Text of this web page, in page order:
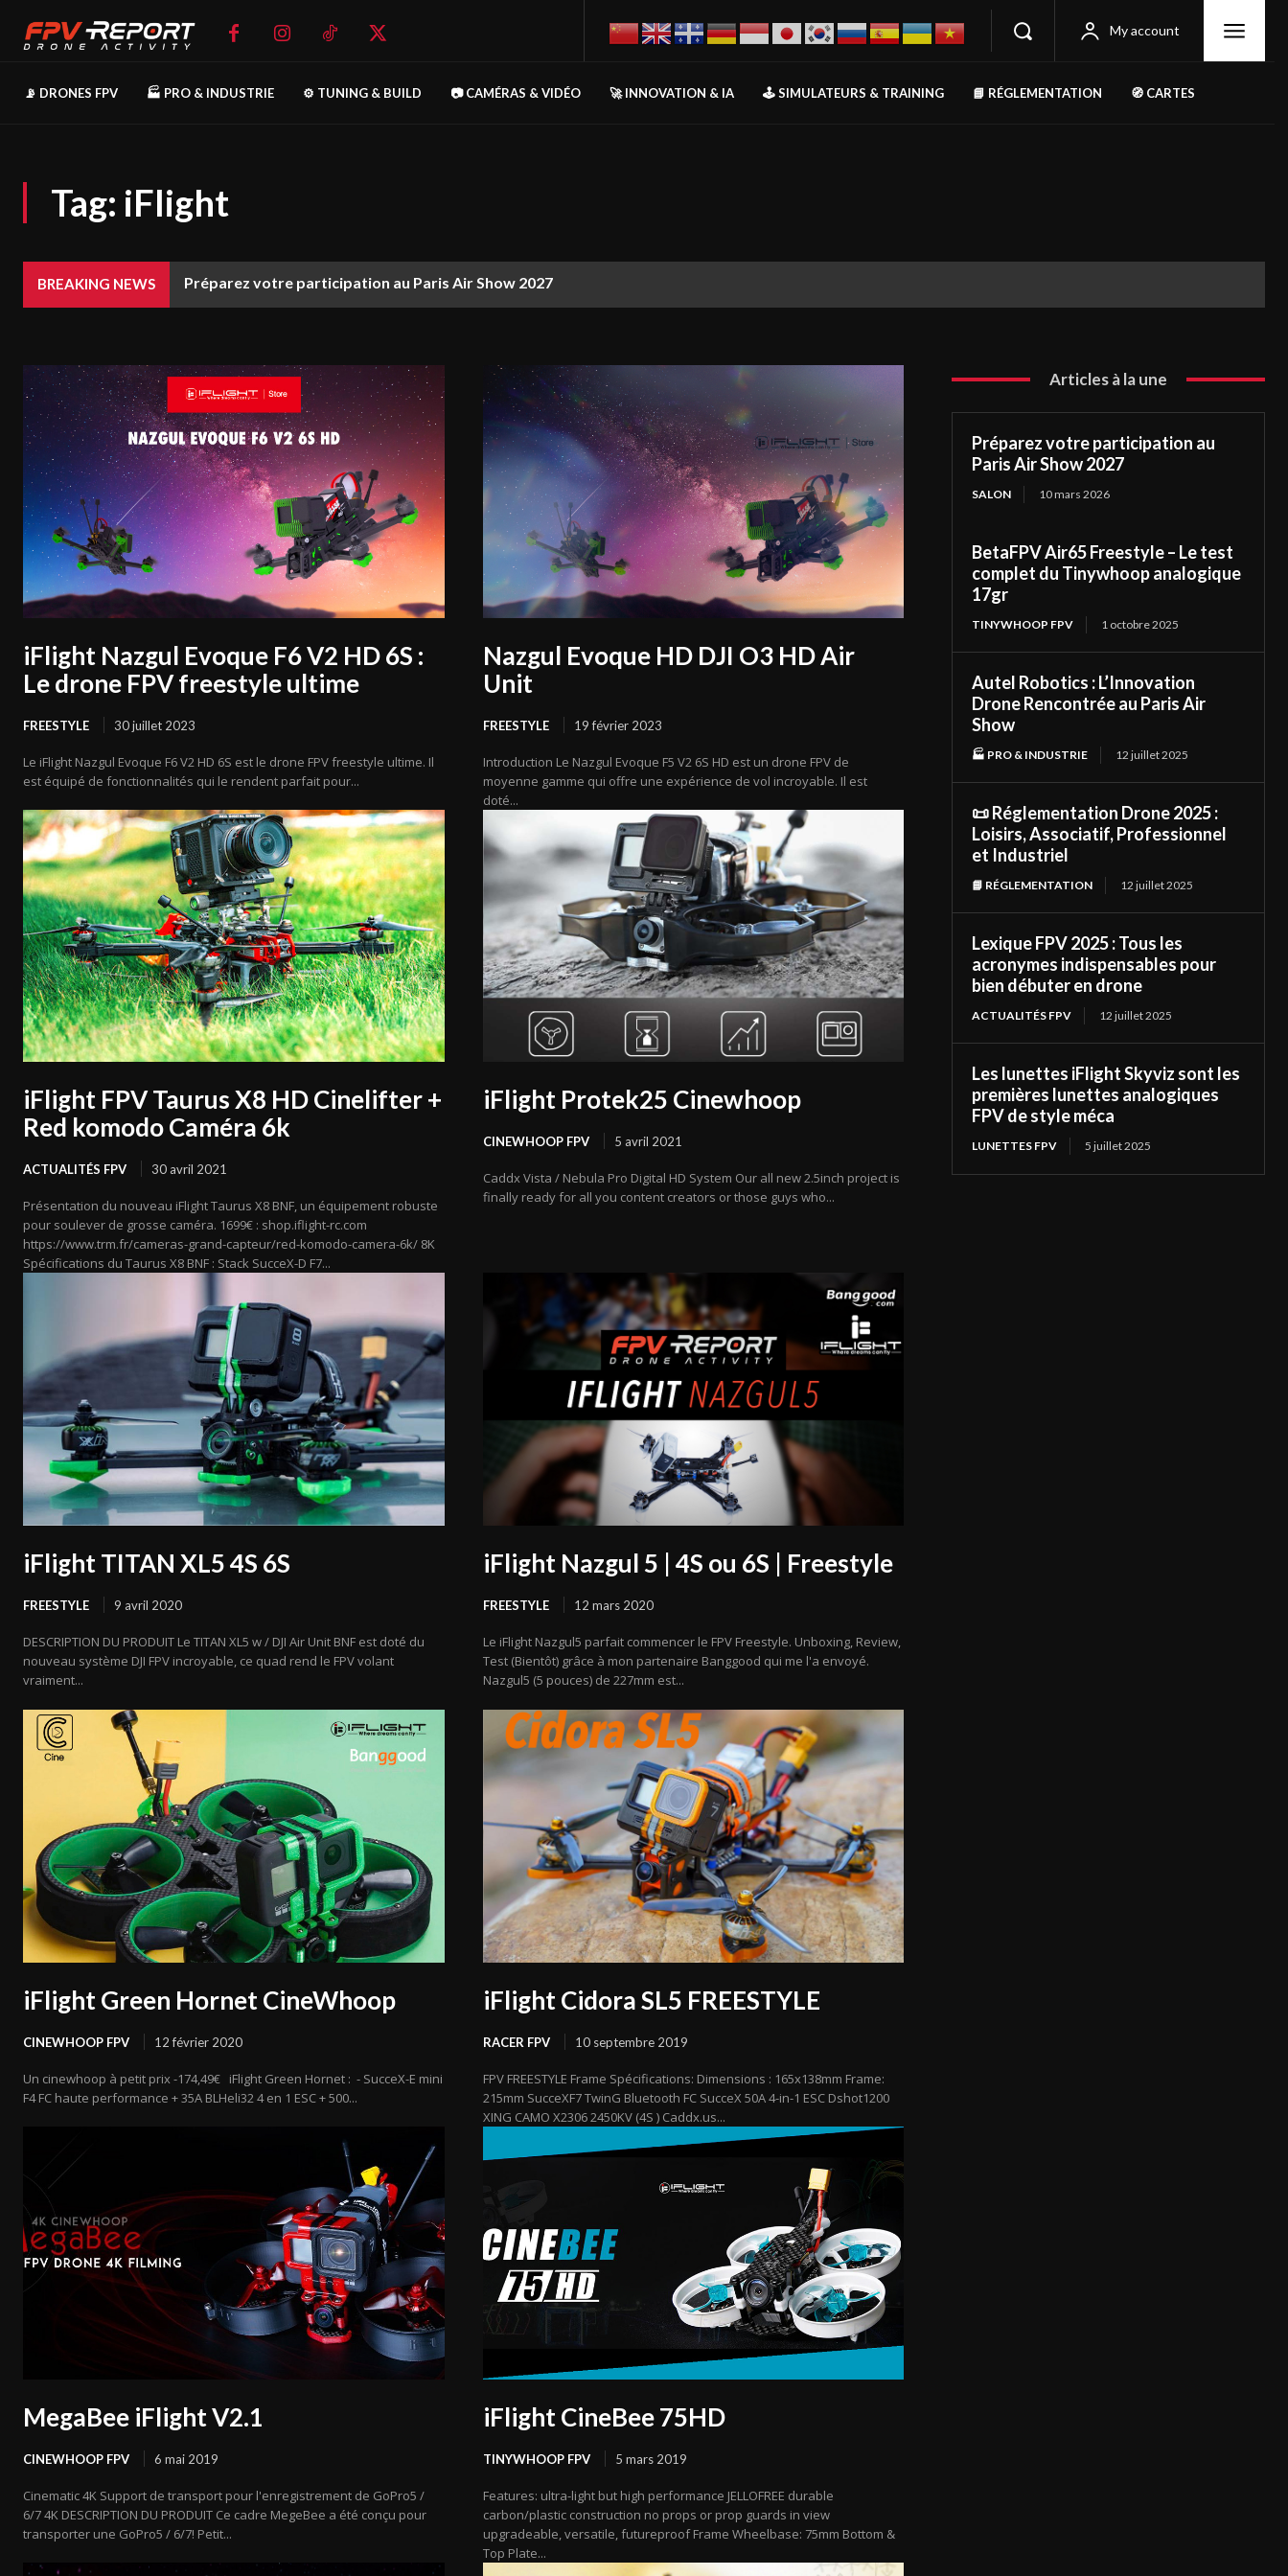
My account
📡 DRONES FPV 🏭 PRO & INDUSTRIE ⚙️ TUNING & BUILD 📷 CAMÉRAS & VIDÉO 🚀 INNOVATION & IA 🕹️ SIMULATEURS & TRAINING 📘 RÉGLEMENTATION 🧭 CARTES
Tag: iFlight
BREAKING NEWS Préparez votre participation au Paris Air Show 2027
iFlight Nazgul Evoque F6 V2 HD 6S :
Le drone FPV freestyle ultime
FREESTYLE 30 juillet 2023
Le iFlight Nazgul Evoque F6 V2 HD 6S est le drone FPV freestyle ultime. Il
est équipé de fonctionnalités qui le rendent parfait pour...
Nazgul Evoque HD DJI O3 HD Air
Unit
FREESTYLE 19 février 2023
Introduction Le Nazgul Evoque F5 V2 6S HD est un drone FPV de
moyenne gamme qui offre une expérience de vol incroyable. Il est
doté...
iFlight FPV Taurus X8 HD Cinelifter +
Red komodo Caméra 6k
ACTUALITÉS FPV 30 avril 2021
Présentation du nouveau iFlight Taurus X8 BNF, un équipement robuste
pour soulever de grosse caméra. 1699€ : shop.iflight-rc.com
https://www.trm.fr/cameras-grand-capteur/red-komodo-camera-6k/ 8K
Spécifications du Taurus X8 BNF : Stack SucceX-D F7...
iFlight Protek25 Cinewhoop
CINEWHOOP FPV 5 avril 2021
Caddx Vista / Nebula Pro Digital HD System Our all new 2.5inch project is
finally ready for all you content creators or those guys who...
iFlight TITAN XL5 4S 6S
FREESTYLE 9 avril 2020
DESCRIPTION DU PRODUIT Le TITAN XL5 w / DJI Air Unit BNF est doté du
nouveau système DJI FPV incroyable, ce quad rend le FPV volant
vraiment...
iFlight Nazgul 5 | 4S ou 6S | Freestyle
FREESTYLE 12 mars 2020
Le iFlight Nazgul5 parfait commencer le FPV Freestyle. Unboxing, Review,
Test (Bientôt) grâce à mon partenaire Banggood qui me l'a envoyé.
Nazgul5 (5 pouces) de 227mm est...
iFlight Green Hornet CineWhoop
CINEWHOOP FPV 12 février 2020
Un cinewhoop à petit prix -174,49€ iFlight Green Hornet : - SucceX-E mini
F4 FC haute performance + 35A BLHeli32 4 en 1 ESC + 500...
iFlight Cidora SL5 FREESTYLE
RACER FPV 10 septembre 2019
FPV FREESTYLE Frame Spécifications: Dimensions : 165x138mm Frame:
215mm SucceXF7 TwinG Bluetooth FC SucceX 50A 4-in-1 ESC Dshot1200
XING CAMO X2306 2450KV (4S ) Caddx.us...
MegaBee iFlight V2.1
CINEWHOOP FPV 6 mai 2019
Cinematic 4K Support de transport pour l'enregistrement de GoPro5 /
6/7 4K DESCRIPTION DU PRODUIT Ce cadre MegeBee a été conçu pour
transporter une GoPro5 / 6/7! Petit...
iFlight CineBee 75HD
TINYWHOOP FPV 5 mars 2019
Features: ultra-light but high performance JELLOFREE durable
carbon/plastic construction no props or prop guards in view
upgradeable, versatile, futureproof Frame Wheelbase: 75mm Bottom &
Top Plate...
Articles à la une
Préparez votre participation au
Paris Air Show 2027
SALON 10 mars 2026
BetaFPV Air65 Freestyle – Le test
complet du Tinywhoop analogique
17gr
TINYWHOOP FPV 1 octobre 2025
Autel Robotics : L’Innovation
Drone Rencontrée au Paris Air
Show
🏭 PRO & INDUSTRIE 12 juillet 2025
📜 Réglementation Drone 2025 :
Loisirs, Associatif, Professionnel
et Industriel
📘 RÉGLEMENTATION 12 juillet 2025
Lexique FPV 2025 : Tous les
acronymes indispensables pour
bien débuter en drone
ACTUALITÉS FPV 12 juillet 2025
Les lunettes iFlight Skyviz sont les
premières lunettes analogiques
FPV de style méca
LUNETTES FPV 5 juillet 2025